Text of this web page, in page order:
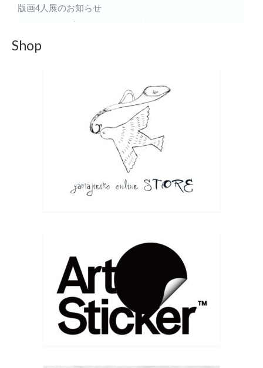
版画4人展のお知らせ
6月のグループ展 版画4人展に出展致します。いくつか
林 陽子 / 山路 絵子 6月20日(土)〜6月27日(土) 11:00〜
TEL / FAX 03-3479-2775 ■東京メトロ 表参道駅 A2出口よ
り徒歩2分 Apple Store（アップルストア）と伊藤病院の間
の道を進み、突き当たりを右へ曲がってすぐです。 A1出
口手前の「オーク表参道」より、エレベーターやエスカ
レーターをご利用いただけます。 在廊予定などはつきま
しては、X・instagramなどからお知らせ致します。
版画4人展のお知らせ | 山路絵子 雲の上のアトリエ
6月のグループ展 版画4人展に出展致します。いくつ
Eiko Yamaji Art works
7 months ago
こちらではご挨拶していませんでした
新年あけましておめでとうございます
Shop